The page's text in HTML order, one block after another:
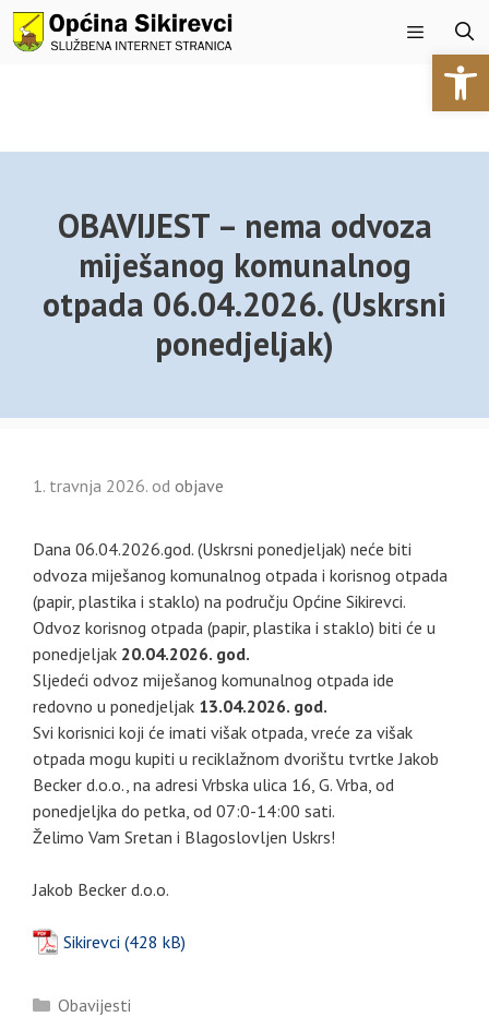
Preskoči
na
Izbornik
OBAVIJEST – nema odvoza
miješanog komunalnog
otpada 06.04.2026. (Uskrsni
ponedjeljak)
1. travnja 2026. od objave
Dana 06.04.2026.god. (Uskrsni ponedjeljak) neće biti
odvoza miješanog komunalnog otpada i korisnog otpada
(papir, plastika i staklo) na području Općine Sikirevci.
Odvoz korisnog otpada (papir, plastika i staklo) biti će u
ponedjeljak 20.04.2026. god.
Sljedeći odvoz miješanog komunalnog otpada ide
redovno u ponedjeljak 13.04.2026. god.
Svi korisnici koji će imati višak otpada, vreće za višak
otpada mogu kupiti u reciklažnom dvorištu tvrtke Jakob
Becker d.o.o., na adresi Vrbska ulica 16, G. Vrba, od
ponedjeljka do petka, od 07:0-14:00 sati.
Želimo Vam Sretan i Blagoslovljen Uskrs!
Jakob Becker d.o.o.
Sikirevci
Kategorije
Obavijesti